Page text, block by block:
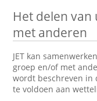
Het delen van
met anderen
JET kan
groep en/of met
wordt beschreven in
te voldoen aan